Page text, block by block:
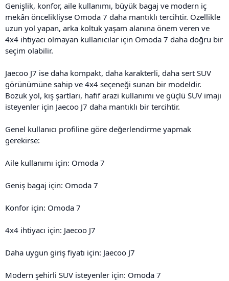
Genişlik, konfor, aile kullanımı, büyük bagaj ve modern iç
mekân öncelikliyse Omoda 7 daha mantıklı tercihtir. Özellikle
uzun yol yapan, arka koltuk yaşam alanına önem veren ve
4x4 ihtiyacı olmayan kullanıcılar için Omoda 7 daha doğru bir
seçim olabilir.
Jaecoo J7 ise daha kompakt, daha karakterli, daha sert SUV
görünümüne sahip ve 4x4 seçeneği sunan bir modeldir.
Bozuk yol, kış şartları, hafif arazi kullanımı ve güçlü SUV imajı
isteyenler için Jaecoo J7 daha mantıklı bir tercihtir.
Genel kullanıcı profiline göre değerlendirme yapmak
gerekirse:
Aile kullanımı için: Omoda 7
Geniş bagaj için: Omoda 7
Konfor için: Omoda 7
4x4 ihtiyacı için: Jaecoo J7
Daha uygun giriş fiyatı için: Jaecoo J7
Modern şehirli SUV isteyenler için: Omoda 7